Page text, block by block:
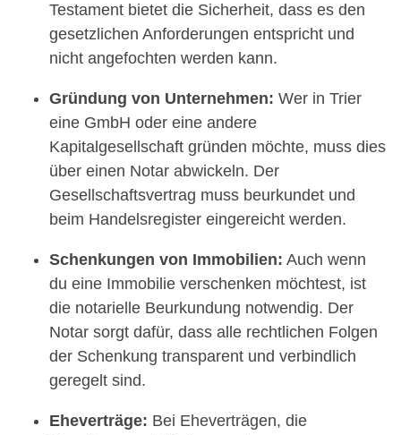
Testament bietet die Sicherheit, dass es den
gesetzlichen Anforderungen entspricht und
nicht angefochten werden kann.
Gründung von Unternehmen: Wer in Trier
eine GmbH oder eine andere
Kapitalgesellschaft gründen möchte, muss dies
über einen Notar abwickeln. Der
Gesellschaftsvertrag muss beurkundet und
beim Handelsregister eingereicht werden.
Schenkungen von Immobilien: Auch wenn
du eine Immobilie verschenken möchtest, ist
die notarielle Beurkundung notwendig. Der
Notar sorgt dafür, dass alle rechtlichen Folgen
der Schenkung transparent und verbindlich
geregelt sind.
Eheverträge: Bei Eheverträgen, die